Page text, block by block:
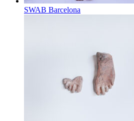
SWAB Barcelona